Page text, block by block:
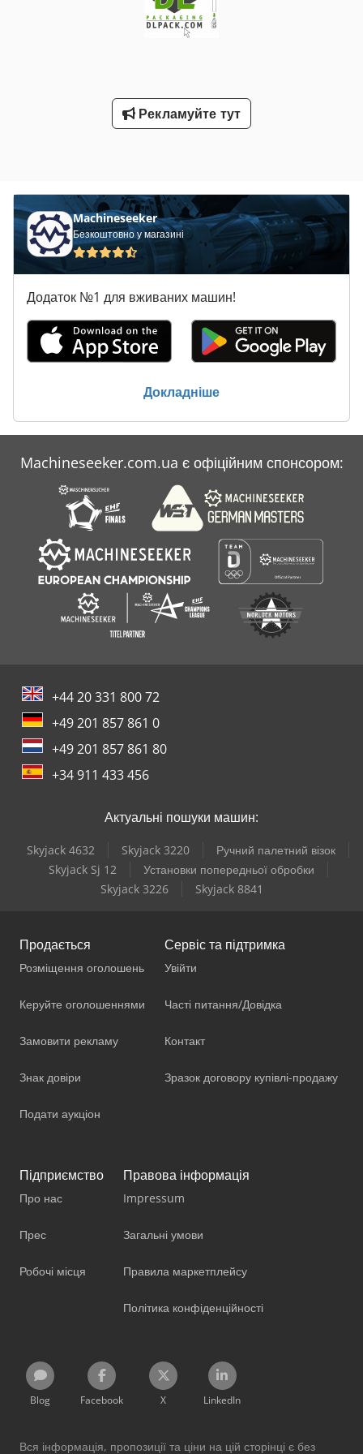
характеристики: Швидкість виявлення: 0,5 м/с; Точність
виявлення: FE від Ø 1,5 мм, SUS від Ø 2,5 мм; Розмір
Д1800xШ800xВ950 мм, 180/280 кг Credov Nm Hkepfx Afpjf
Зверніть увагу, що наші ціни на нове обладнання часто
нижчі за типові ціни на вживані машини. Просто звертайтеся
надзвичайно короткі терміни постачання — від 3 тижнів. -
Усі машини постачаються з повною гарантією.
Рекламуйте тут
Machineseeker
Безкоштовно у магазині
Додаток №1 для вживаних машин!
Докладніше
Machineseeker.com.ua є офіційним спонсором:
+44 20 331 800 72
+49 201 857 861 0
+49 201 857 861 80
+34 911 433 456
Актуальні пошуки машин:
Skyjack 4632 Skyjack 3220
Ручний палетний візок
Skyjack Sj 12
Установки попередньої обробки
Skyjack 3226
Skyjack 8841
Продається
Розміщення оголошень
Керуйте оголошеннями
Замовити рекламу
Знак довіри
Подати аукціон
Сервіс та підтримка
Увійти
Часті питання/Довідка
Контакт
Зразок договору купівлі-продажу
Підприємство
Про нас
Прес
Робочі місця
Правова інформація
Impressum
Загальні умови
Правила маркетплейсу
Політика конфіденційності
Blog Facebook X LinkedIn
Вся інформація, пропозиції та ціни на цій сторінці є без